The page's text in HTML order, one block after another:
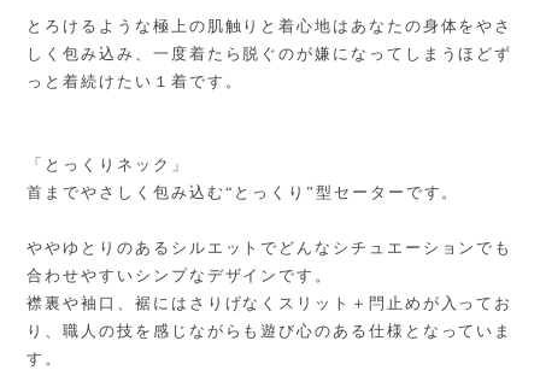
とろけるような極上の肌触りと着心地はあなたの身体をやさ
しく包み込み、一度着たら脱ぐのが嫌になってしまうほどず
っと着続けたい１着です。
「とっくりネック」
首までやさしく包み込む“とっくり”型セーターです。
ややゆとりのあるシルエットでどんなシチュエーションでも
合わせやすいシンプなデザインです。
襟裏や袖口、裾にはさりげなくスリット＋閂止めが入ってお
り、職人の技を感じながらも遊び心のある仕様となっていま
す。